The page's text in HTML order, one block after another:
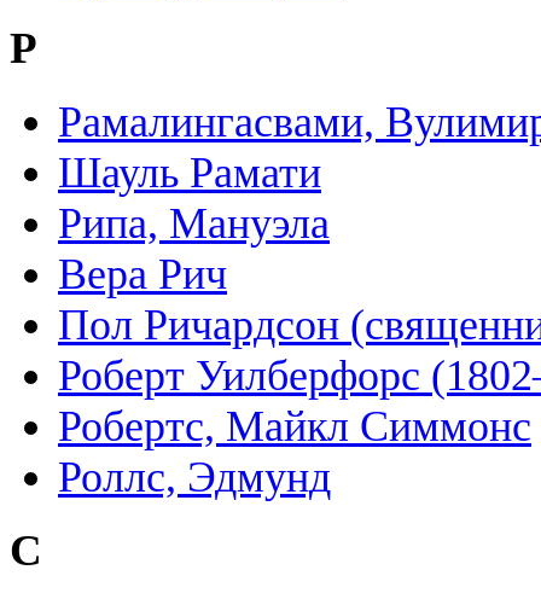
Р
Рамалингасвами,
Шауль Рамати
Рипа, Мануэла
Вера Рич
Пол Ричардсон
Роберт Уилберфорс
Робертс, Майкл Симмонс
Роллс, Эдмунд
С